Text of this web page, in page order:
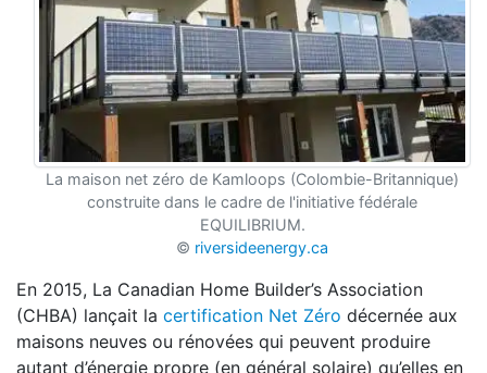
La maison net zéro de Kamloops (Colombie-Britannique)
construite dans le cadre de l'initiative fédérale
EQUILIBRIUM.
© riversideenergy.ca
En 2015, La Canadian Home Builder’s Association
(CHBA) lançait la certification Net Zéro décernée aux
maisons neuves ou rénovées qui peuvent produire
autant d’énergie propre (en général solaire) qu’elles en